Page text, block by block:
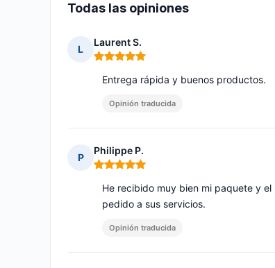
Todas las opiniones
L
Laurent S.
Nota: 5 de 5
Entrega rápida y buenos productos.
Opinión traducida
P
Philippe P.
Nota: 5 de 5
He recibido muy bien mi paquete y
pedido a sus servicios.
Opinión traducida